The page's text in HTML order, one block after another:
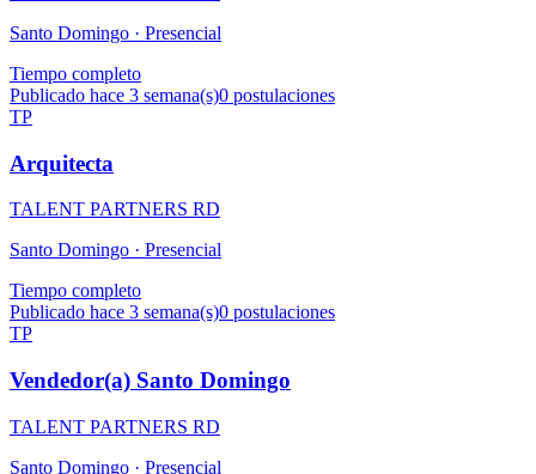
Santo Domingo · Presencial
Tiempo completo
Publicado hace 3 semana(s)0 postulaciones
TP
Arquitecta
TALENT PARTNERS RD
Santo Domingo · Presencial
Tiempo completo
Publicado hace 3 semana(s)0 postulaciones
TP
Vendedor(a) Santo Domingo
TALENT PARTNERS RD
Santo Domingo · Presencial